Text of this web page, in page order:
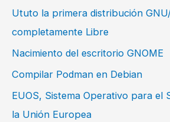
Ututo la primera distribución
completamente Libre
Nacimiento del escritorio GNOME
Compilar Podman en Debian
EUOS, Sistema Operativo para el
la Unión Europea